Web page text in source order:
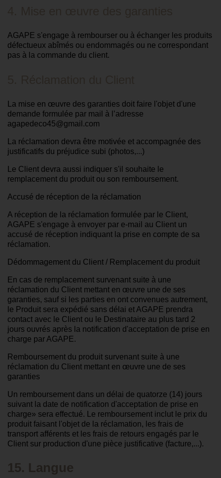
AGAPE s'engage à rembourser ou à échanger les produits
défectueux abîmés ou endommagés ou ne correspondant
pas à la commande du client.
La mise en œuvre des garanties doit faire l'objet d'une
demande formulée par mail à l’adresse
agapedeco45@gmail.com
La réclamation devra être motivée et accompagnée des
justificatifs du préjudice subi (photos,...)
Le Client devra aussi indiquer s'il souhaite le
remplacement du produit ou son remboursement.
Accusé de réception de la réclamation
A réception de la réclamation formulée par le Client,
AGAPE s'engage à envoyer par e-mail au Client un
accusé de réception indiquant la prise en compte de sa
réclamation.
Dédommagement du Client / Remplacement du produit
En cas de remplacement survenant suite à une
réclamation du Client mettant en œuvre une de ses
garanties, sauf si les parties en ont convenues autrement,
le Produit sera expédié sans délai et AGAPE prendra
contact avec le Client ou le Destinataire au plus tard 2
jours ouvrés après la notification d'acceptation de prise en
charge par AGAPE.
Remboursement du produit survenant suite à une
réclamation du Client mettant en œuvre une de ses
garanties
Un remboursement dans un délai de quatorze (14) jours
suivant la date de notification d'acceptation de prise en
charge» sera effectué. Le remboursement inclut le prix du
produit faisant l'objet de la réclamation, les frais de
transport afférents et les frais de retours engagés par le
Client sur production d'une pièce justificative (facture,...).
15. Langue